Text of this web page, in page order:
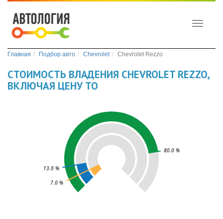
Toggle
Главная Подбор авто Chevrolet Chevrolet Rezzo
СТОИМОСТЬ ВЛАДЕНИЯ CHEVROLET REZZO,
ВКЛЮЧАЯ ЦЕНУ ТО
80.0 %
13.0 %
7.0 %